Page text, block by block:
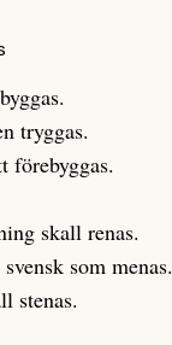
2026
2026
tryggas.
förebyggas.
skall renas.
som menas.
stenas.